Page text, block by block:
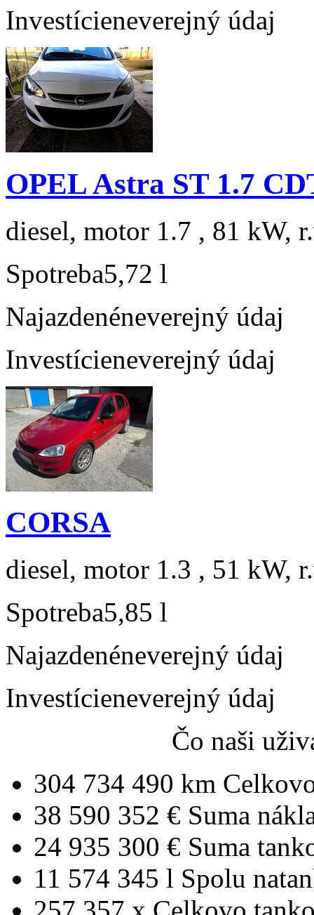
Investícieneverejný údaj
OPEL Astra ST 1.7
diesel, motor 1.7 , 81 kW,
Spotreba5,72 l
Najazdenéneverejný údaj
Investícieneverejný údaj
CORSA
diesel, motor 1.3 , 51 kW,
Spotreba5,85 l
Najazdenéneverejný údaj
Investícieneverejný údaj
Čo naši
304 734 490 km
38 590 352 € Suma
24 935 300 € Suma
11 574 345 l Spolu